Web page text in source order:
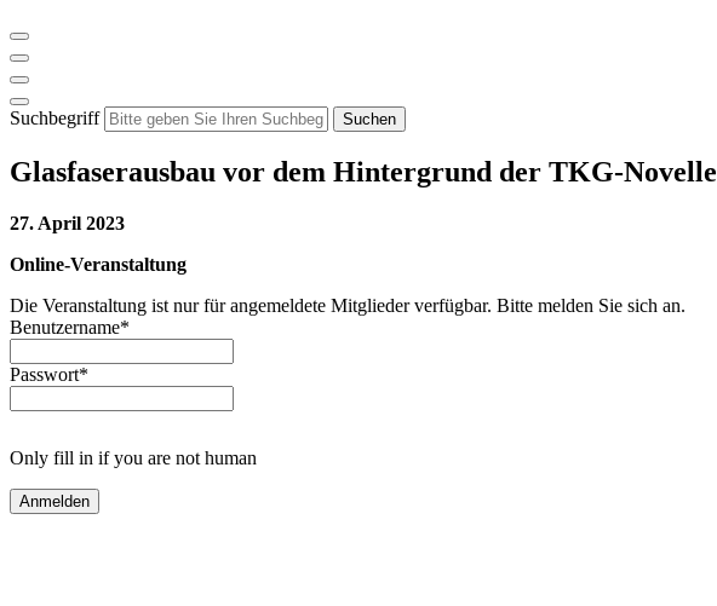
Suchbegriff Suchen
Glasfaserausbau vor dem Hintergrund der TKG-Novelle
27. April 2023
Online-Veranstaltung
Die Veranstaltung ist nur für angemeldete Mitglieder verfügbar. Bitte melden Sie sich an.
Benutzername*
Passwort*
Only fill in if you are not human